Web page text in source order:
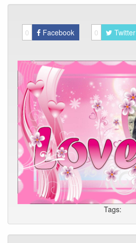
0 Facebook 0 Twitter
Tags: